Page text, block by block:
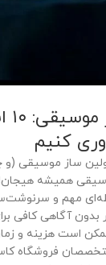
کنیم
اولین ساز موسیقی
همیشه
مهم و
آگاهی کافی
است هزینه و